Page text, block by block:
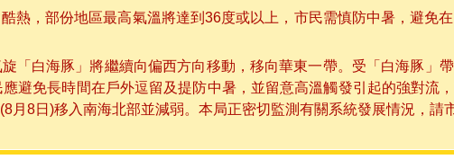
熱，部份地區最高氣溫將達到36度或以上，市民需慎防中暑，避免
「白海豚」將繼續向偏西方向移動，移向華東一帶。受「白海豚」
避免長時間在戶外逗留及提防中暑，並留意高溫觸發引起的強對流
月8日)移入南海北部並減弱。本局正密切監測有關系統發展情況，